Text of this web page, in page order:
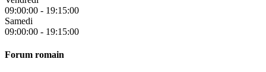
09:00:00 - 19:15:00
Samedi
09:00:00 - 19:15:00
Forum romain